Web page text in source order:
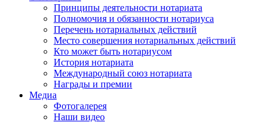
Принципы деятельности нотариата
Полномочия и обязанности нотариуса
Перечень нотариальных действий
Место совершения нотариальных действий
Кто может быть нотариусом
История нотариата
Международный союз нотариата
Награды и премии
Медиа
Фотогалерея
Наши видео